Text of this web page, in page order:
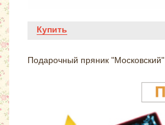
Купить
Подарочный пряник "Московский"